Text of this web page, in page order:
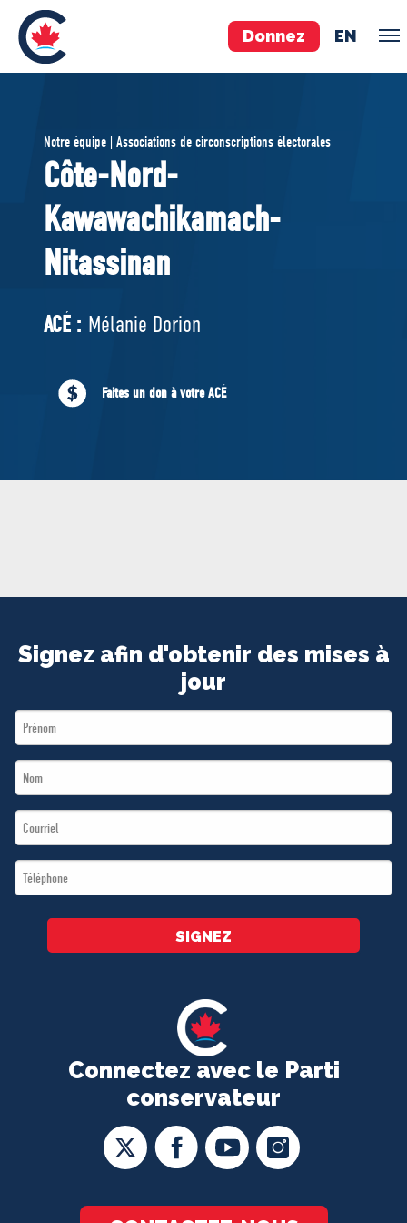
Donnez EN
ÉQUIPE
Pierre Poilievre
Vos députés conservateurs
Cabinet fantôme
Exécutif national
ACÉ
À PROPOS
ADHÉREZ
Notre équipe | Associations de circonscriptions électorales
Côte-Nord-
Kawawachikamach-
Nitassinan
ACÉ : Mélanie Dorion
Faites un don à votre ACÉ
Connectez avec le Parti
conservateur
Signez afin d'obtenir des mises à
jour
First
Name
Last
Name
Email
*
Téléphone
*
SIGNEZ